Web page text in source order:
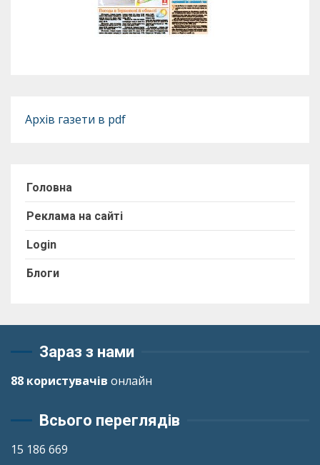
Архів газети в pdf
Головна
Реклама на сайті
Login
Блоги
Зараз з нами
88 користувачів онлайн
Всього переглядів
15 186 669